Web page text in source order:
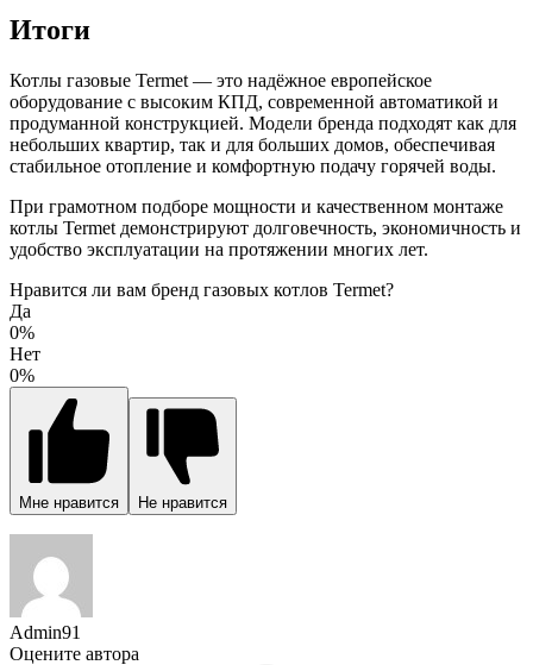
Итоги
Котлы газовые Termet — это надёжное европейское
оборудование с высоким КПД, современной автоматикой и
продуманной конструкцией. Модели бренда подходят как для
небольших квартир, так и для больших домов, обеспечивая
стабильное отопление и комфортную подачу горячей воды.
При грамотном подборе мощности и качественном монтаже
котлы Termet демонстрируют долговечность, экономичность и
удобство эксплуатации на протяжении многих лет.
Нравится ли вам бренд газовых котлов Termet?
Да
0%
Нет
0%
Мне нравится Не нравится
Admin91
Оцените автора